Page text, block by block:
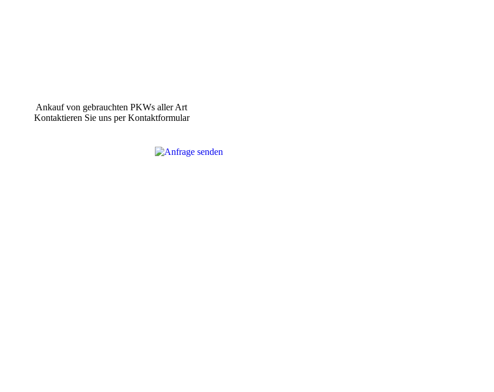
Ankauf von gebrauchten PKWs aller Art
Kontaktieren Sie uns per Kontaktformular